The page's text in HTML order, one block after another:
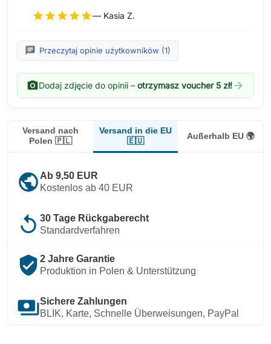
star star star star star— Kasia Z.
chat Przeczytaj opinie użytkowników (1)
photo_cameraDodaj zdjęcie do opinii – otrzymasz voucher 5 zł!arrow_forward
Versand nach
Polen 🇵🇱
Versand in die EU
🇪🇺
Außerhalb EU 🌍
public Ab 9,50 EUR
Kostenlos ab 40 EUR
replay 30 Tage Rückgaberecht
Standardverfahren
verified_user 2 Jahre Garantie
Produktion in Polen & Unterstützung
paymentsSichere Zahlungen
BLIK, Karte, Schnelle Überweisungen, PayPal